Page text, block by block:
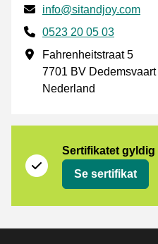
E-post
info@sitandjoy.com
Phone number
0523 20 05 03
Forretningsadresse
Fahrenheitstraat 5
7701 BV Dedemsvaart
Nederland
Sertifikatet gyldig
Se sertifikat